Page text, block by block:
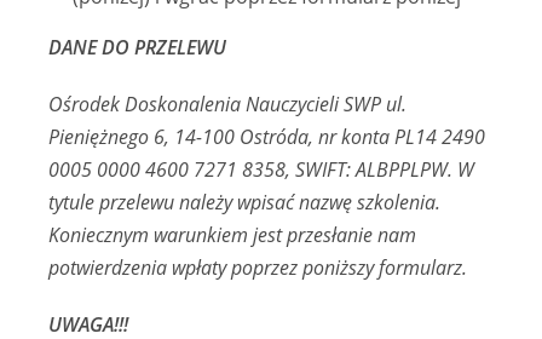
DANE DO PRZELEWU
Ośrodek Doskonalenia Nauczycieli SWP ul.
Pieniężnego 6, 14-100 Ostróda, nr konta PL14 2490
0005 0000 4600 7271 8358, SWIFT: ALBPPLPW. W
tytule przelewu należy wpisać nazwę szkolenia.
Koniecznym warunkiem jest przesłanie nam
potwierdzenia wpłaty poprzez poniższy formularz.
UWAGA!!!